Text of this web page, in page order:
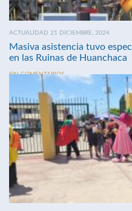
ACTUALIDAD 21 DICIEMBRE, 2024
Masiva asistencia tuvo
en las Ruinas de Huanchaca
SIN COMENTARIOS